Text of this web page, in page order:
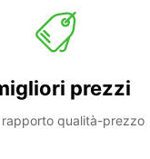
prezzi
rapporto qualità-prezzo